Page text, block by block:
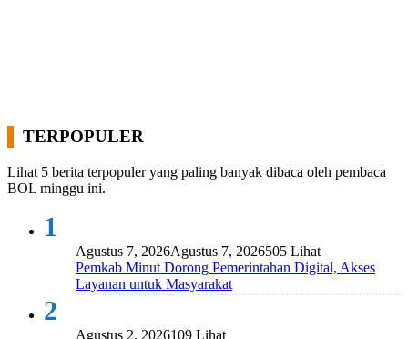
TERPOPULER
Lihat 5 berita terpopuler yang paling banyak dibaca oleh pembaca
BOL minggu ini.
1
Agustus 7, 2026Agustus 7, 2026505 Lihat
Pemkab Minut Dorong Pemerintahan Digital, Akses
Layanan untuk Masyarakat
2
Agustus 2, 2026109 Lihat